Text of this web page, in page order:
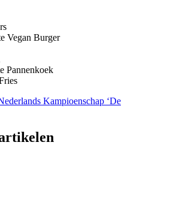
Vegan Burger
Pannenkoek
Kampioenschap ‘De